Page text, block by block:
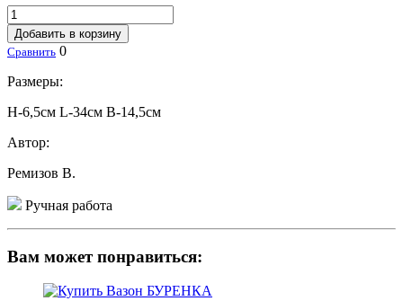
Добавить в корзину
Сравнить 0
Размеры:
H-6,5см L-34см В-14,5см
Автор:
Ремизов В.
Ручная работа
Вам может понравиться: